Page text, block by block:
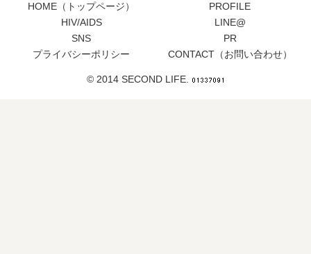
HOME（トップページ）
PROFILE
HIV/AIDS
LINE@
SNS
PR
プライバシーポリシー
CONTACT（お問い合わせ）
© 2014 SECOND LIFE.